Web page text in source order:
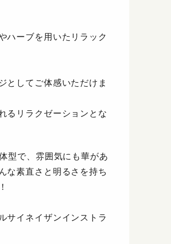
ハーブを用いたリラック
としてご体感いただけま
るリラクゼーションとな
型で、雰囲気にも華があ
な素直さと明るさを持ち
サイネイザンインストラ